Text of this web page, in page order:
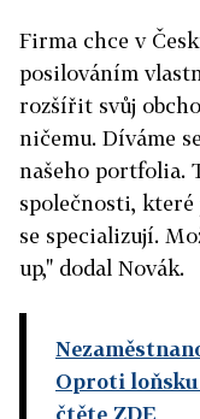
Firma chce v
posilováním
rozšířit svůj
ničemu. Díváme
našeho portfolia.
společnosti,
se specializují.
up," dodal Novák.
Oproti
čtěte ZDE